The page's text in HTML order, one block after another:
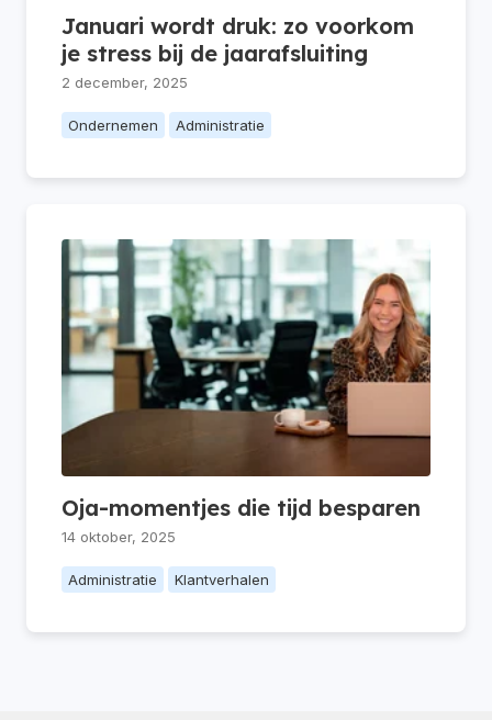
Januari wordt druk: zo voorkom
je stress bij de jaarafsluiting
2 december, 2025
Ondernemen Administratie
Oja-momentjes die tijd besparen
14 oktober, 2025
Administratie Klantverhalen